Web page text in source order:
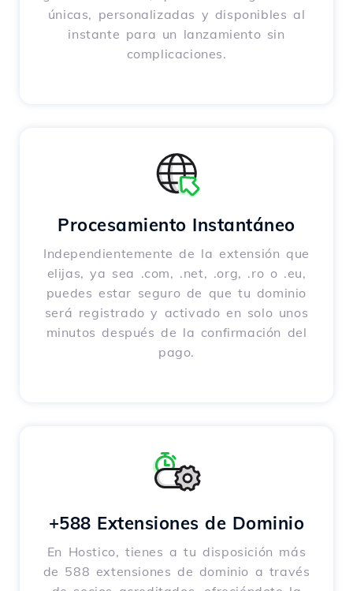
únicas, personalizadas y disponibles al
instante para un lanzamiento sin
complicaciones.
Procesamiento Instantáneo
Independientemente de la extensión que
elijas, ya sea .com, .net, .org, .ro o .eu,
puedes estar seguro de que tu dominio
será registrado y activado en solo unos
minutos después de la confirmación del
pago.
+588 Extensiones de Dominio
En Hostico, tienes a tu disposición más
de 588 extensiones de dominio a través